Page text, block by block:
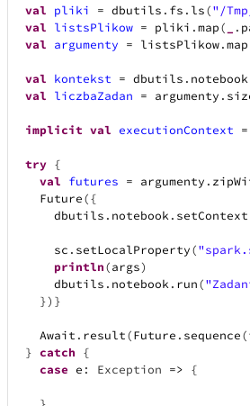
val pliki = dbutils . fs . ls("/
val listsPlikow = pliki .map( .
val argumenty = listsPlikow.map
val kontekst = dbutils . notebook
val liczbaZadan = argumenty .
implicit val executionContext =
try {
val futures = argumenty .
Future({
dbutils . notebook. setContext
sc . setLocalProperty(
println(args)
dbutils . notebook. run(
}) }
Await . result(Future . sequence(
} catch {
case e : Exception => {